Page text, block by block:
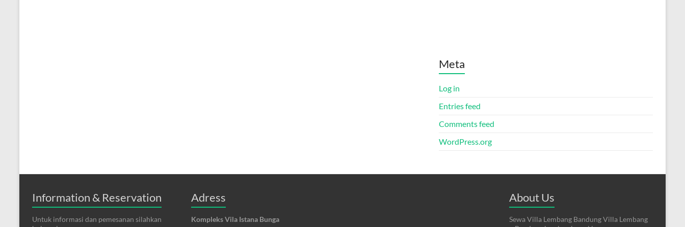
Meta
Log in
Entries feed
Comments feed
WordPress.org
Information & Reservation
Untuk informasi dan pemesanan silahkan
Adress
Kompleks Vila Istana Bunga
About Us
Sewa Villa Lembang Bandung Villa Lembang